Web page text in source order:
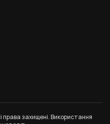
захищені. Використання